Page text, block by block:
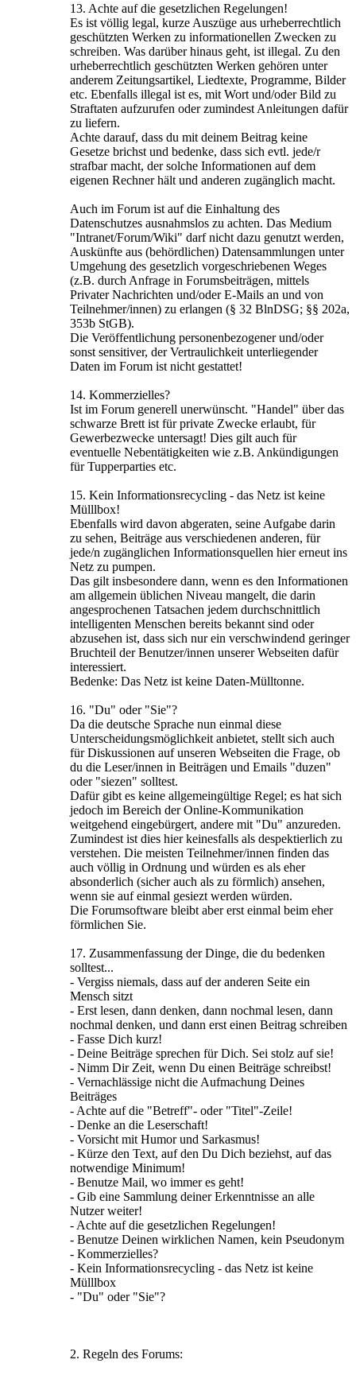
13. Achte auf die gesetzlichen Regelungen!
Es ist völlig legal, kurze Auszüge aus urheberrechtlich
geschützten Werken zu informationellen Zwecken zu
schreiben. Was darüber hinaus geht, ist illegal. Zu den
urheberrechtlich geschützten Werken gehören unter
anderem Zeitungsartikel, Liedtexte, Programme, Bilder
etc. Ebenfalls illegal ist es, mit Wort und/oder Bild zu
Straftaten aufzurufen oder zumindest Anleitungen dafür
zu liefern.
Achte darauf, dass du mit deinem Beitrag keine
Gesetze brichst und bedenke, dass sich evtl. jede/r
strafbar macht, der solche Informationen auf dem
eigenen Rechner hält und anderen zugänglich macht.
Auch im Forum ist auf die Einhaltung des
Datenschutzes ausnahmslos zu achten. Das Medium
"Intranet/Forum/Wiki" darf nicht dazu genutzt werden,
Auskünfte aus (behördlichen) Datensammlungen unter
Umgehung des gesetzlich vorgeschriebenen Weges
(z.B. durch Anfrage in Forumsbeiträgen, mittels
Privater Nachrichten und/oder E-Mails an und von
Teilnehmer/innen) zu erlangen (§ 32 BlnDSG; §§ 202a,
353b StGB).
Die Veröffentlichung personenbezogener und/oder
sonst sensitiver, der Vertraulichkeit unterliegender
Daten im Forum ist nicht gestattet!
14. Kommerzielles?
Ist im Forum generell unerwünscht. "Handel" über das
schwarze Brett ist für private Zwecke erlaubt, für
Gewerbezwecke untersagt! Dies gilt auch für
eventuelle Nebentätigkeiten wie z.B. Ankündigungen
für Tupperparties etc.
15. Kein Informationsrecycling - das Netz ist keine
Mülllbox!
Ebenfalls wird davon abgeraten, seine Aufgabe darin
zu sehen, Beiträge aus verschiedenen anderen, für
jede/n zugänglichen Informationsquellen hier erneut ins
Netz zu pumpen.
Das gilt insbesondere dann, wenn es den Informationen
am allgemein üblichen Niveau mangelt, die darin
angesprochenen Tatsachen jedem durchschnittlich
intelligenten Menschen bereits bekannt sind oder
abzusehen ist, dass sich nur ein verschwindend geringer
Bruchteil der Benutzer/innen unserer Webseiten dafür
interessiert.
Bedenke: Das Netz ist keine Daten-Mülltonne.
16. "Du" oder "Sie"?
Da die deutsche Sprache nun einmal diese
Unterscheidungsmöglichkeit anbietet, stellt sich auch
für Diskussionen auf unseren Webseiten die Frage, ob
du die Leser/innen in Beiträgen und Emails "duzen"
oder "siezen" solltest.
Dafür gibt es keine allgemeingültige Regel; es hat sich
jedoch im Bereich der Online-Kommunikation
weitgehend eingebürgert, andere mit "Du" anzureden.
Zumindest ist dies hier keinesfalls als despektierlich zu
verstehen. Die meisten Teilnehmer/innen finden das
auch völlig in Ordnung und würden es als eher
absonderlich (sicher auch als zu förmlich) ansehen,
wenn sie auf einmal gesiezt werden würden.
Die Forumsoftware bleibt aber erst einmal beim eher
förmlichen Sie.
17. Zusammenfassung der Dinge, die du bedenken
solltest...
- Vergiss niemals, dass auf der anderen Seite ein
Mensch sitzt
- Erst lesen, dann denken, dann nochmal lesen, dann
nochmal denken, und dann erst einen Beitrag schreiben
- Fasse Dich kurz!
- Deine Beiträge sprechen für Dich. Sei stolz auf sie!
- Nimm Dir Zeit, wenn Du einen Beiträge schreibst!
- Vernachlässige nicht die Aufmachung Deines
Beiträges
- Achte auf die "Betreff"- oder "Titel"-Zeile!
- Denke an die Leserschaft!
- Vorsicht mit Humor und Sarkasmus!
- Kürze den Text, auf den Du Dich beziehst, auf das
notwendige Minimum!
- Benutze Mail, wo immer es geht!
- Gib eine Sammlung deiner Erkenntnisse an alle
Nutzer weiter!
- Achte auf die gesetzlichen Regelungen!
- Benutze Deinen wirklichen Namen, kein Pseudonym
- Kommerzielles?
- Kein Informationsrecycling - das Netz ist keine
Mülllbox
- "Du" oder "Sie"?
2. Regeln des Forums: